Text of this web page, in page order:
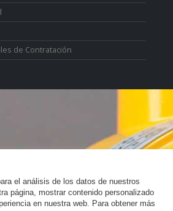
de Contratación
Derechos Reservados.
el análisis de los datos de nuestros
página, mostrar contenido personalizado
en nuestra web. Para obtener más